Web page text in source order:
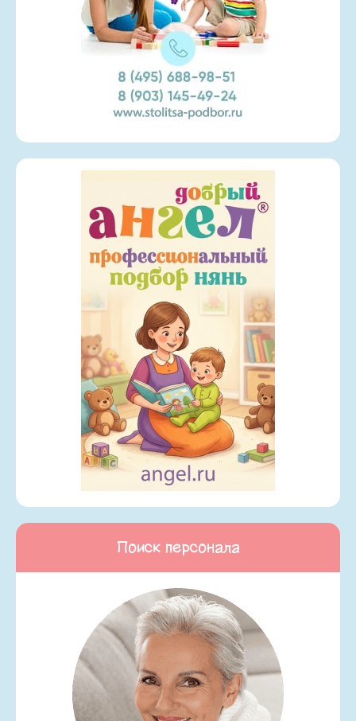
Поиск персонала